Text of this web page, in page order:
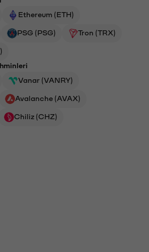
Ethereum (ETH)
PSG (PSG) Tron (TRX)
Vanar (VANRY)
Avalanche (AVAX)
Chiliz (CHZ)